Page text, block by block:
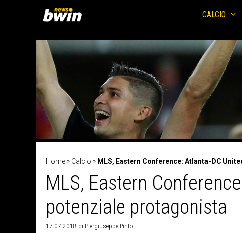
CALCIO
Home » Calcio » MLS, Eastern Conference: Atlanta-DC
MLS, Eastern
potenziale protagonista
17.07.2018 di Piergiuseppe Pinto